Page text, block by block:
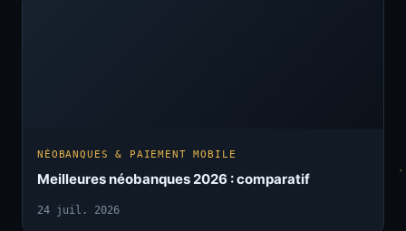
NÉOBANQUES & PAIEMENT MOBILE
Meilleures néobanques 2026 : comparatif
24 juil. 2026